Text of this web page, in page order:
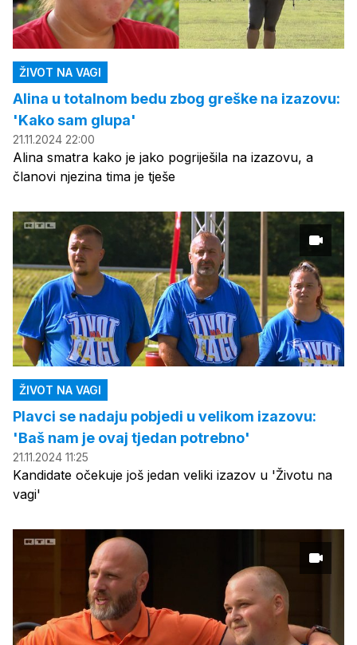
ŽIVOT NA VAGI
Alina u totalnom bedu zbog greške na izazovu:
'Kako sam glupa'
21.11.2024 22:00
Alina smatra kako je jako pogriješila na izazovu, a
članovi njezina tima je tješe
ŽIVOT NA VAGI
Plavci se nadaju pobjedi u velikom izazovu:
'Baš nam je ovaj tjedan potrebno'
21.11.2024 11:25
Kandidate očekuje još jedan veliki izazov u 'Životu na
vagi'